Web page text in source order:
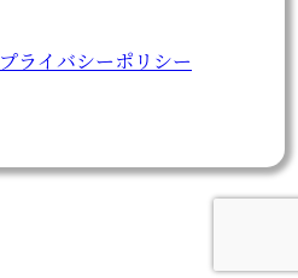
プライバシーポリシー